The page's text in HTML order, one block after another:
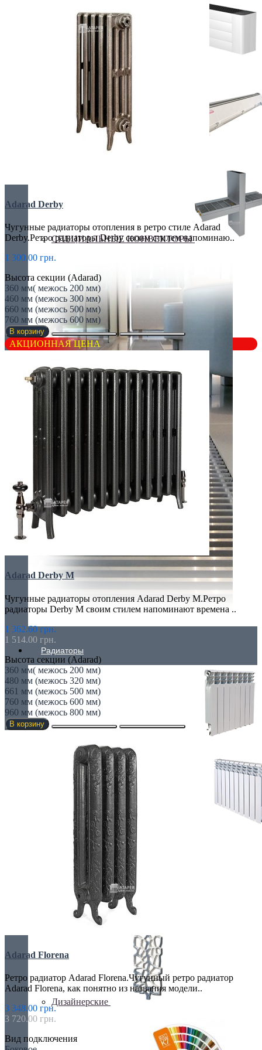
Украина, г.Киев. ул. Кирилловская,160А
грн. Гривна
Язык
Russian
Українська
НАСТЕННЫЕ КОНВЕКТОРЫ
ПЛИНТУСНЫЕ КОНВЕКТОРЫ
СПЕЦИАЛЬНЫЕ КОНВЕКТОРЫ
Радиаторы
БИМЕТАЛИЧЕСКИЕ РАДИАТОРЫ
Все для радиаторов
Дизайнерские
Adarad Derby
Чугунные радиаторы отопления в ретро стиле Adarad
Derby.Ретро радиаторы Derby своим стилем напоминаю..
1 300.00 грн.
Высота секции (Adarad)
360 мм( межось 200 мм)
460 мм (межось 300 мм)
660 мм (межось 500 мм)
760 мм (межось 600 мм)
В корзину
АКЦИОННАЯ ЦЕНА
Adarad Derby M
Чугунные радиаторы отопления Adarad Derby M.Ретро
радиаторы Derby M своим стилем напоминают времена ..
1 362.60 грн.
1 514.00 грн.
Высота секции (Adarad)
360 мм( межось 200 мм)
480 мм (межось 320 мм)
661 мм (межось 500 мм)
760 мм (межось 600 мм)
960 мм (межось 800 мм)
В корзину
Adarad Florena
Ретро радиатор Adarad Florena.Чугунный ретро радиатор
Adarad Florena, как понятно из названия модели..
3 348.00 грн.
3 720.00 грн.
Вид подключения